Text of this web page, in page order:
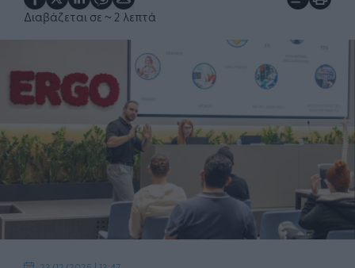
Διαβάζεται σε ~ 2 λεπτά